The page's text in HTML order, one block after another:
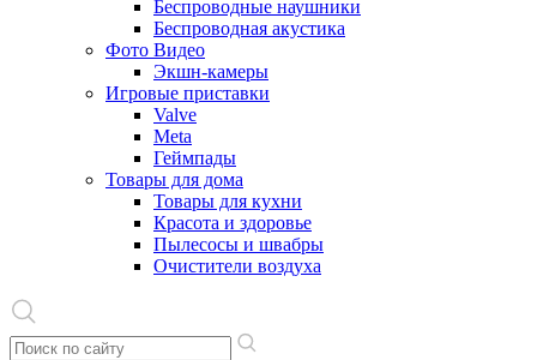
Беспроводные наушники
Беспроводная акустика
Фото Видео
Экшн-камеры
Игровые приставки
Valve
Meta
Геймпады
Товары для дома
Товары для кухни
Красота и здоровье
Пылесосы и швабры
Очистители воздуха